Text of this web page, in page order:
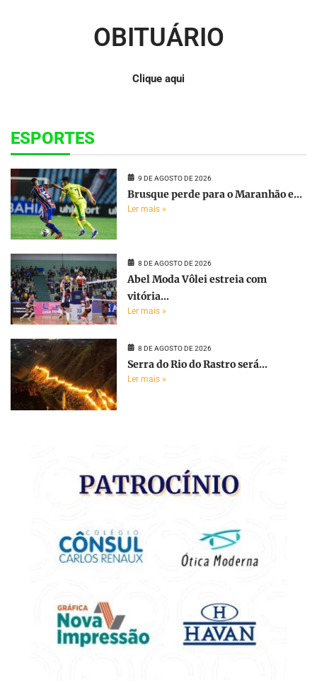
OBITUÁRIO
Clique aqui
ESPORTES
9 DE AGOSTO DE 2026
Brusque perde para o Maranhão e...
Ler mais »
8 DE AGOSTO DE 2026
Abel Moda Vôlei estreia com
vitória...
Ler mais »
8 DE AGOSTO DE 2026
Serra do Rio do Rastro será...
Ler mais »